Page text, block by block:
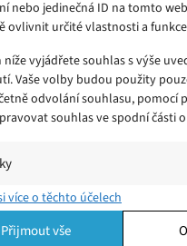
nebo jedinečná ID na tomto
ovlivnit určité vlastnosti a
vyjádřete souhlas s výše
Vaše volby budou použity
odvolání souhlasu, pomocí
souhlas ve spodní části
a/nebo přístup k informacím v
kombinací údajů z různých
více o těchto účelech
Přijmout vše